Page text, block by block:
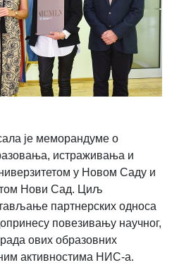
је меморандуме о
истраживања и
у Новом Саду и
Нови Сад. Циљ
партнерских односа
повезивању научног,
ових образовних
активностима НИС-а.